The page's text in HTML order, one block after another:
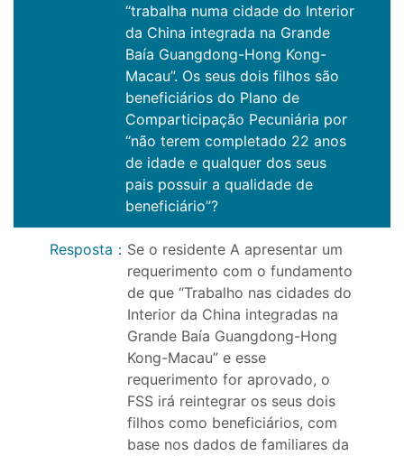
“trabalha numa cidade do Interior
da China integrada na Grande
Baía Guangdong-Hong Kong-
Macau”. Os seus dois filhos são
beneficiários do Plano de
Comparticipação Pecuniária por
“não terem completado 22 anos
de idade e qualquer dos seus
pais possuir a qualidade de
beneficiário”?
Resposta ： Se o residente A apresentar um
requerimento com o fundamento
de que “Trabalho nas cidades do
Interior da China integradas na
Grande Baía Guangdong-Hong
Kong-Macau” e esse
requerimento for aprovado, o
FSS irá reintegrar os seus dois
filhos como beneficiários, com
base nos dados de familiares da